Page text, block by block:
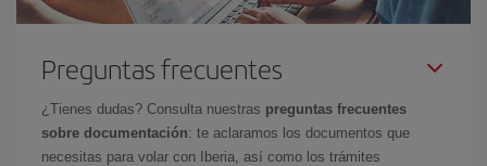
Preguntas frecuentes
¿Tienes dudas? Consulta nuestras preguntas frecuentes
sobre documentación: te aclaramos los documentos que
necesitas para volar con Iberia, así como los trámites